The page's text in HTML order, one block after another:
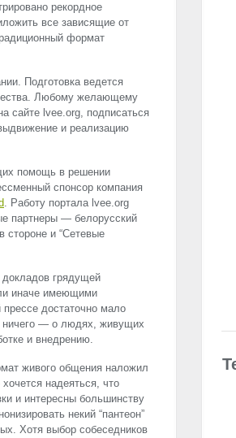
рекордное
все зависящие от
формат
Подготовка ведется
Любому желающему
сайте lvee.org, подписаться
и реализацию
помощь в решении
спонсор компания
. Работу портала lvee.org
партнеры — белорусский
стороне и “Сетевые
грядущей
иначе имеющими
достаточно мало
ничего — о людях, живущих
и внедрению.
живого общения наложил
надеяться, что
и интересны большинству
некий “пантеон”
Хотя выбор собеседников